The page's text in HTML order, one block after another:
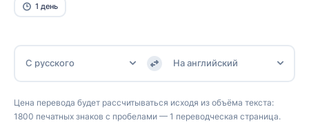
1 день
С русского На английский
Цена перевода будет рассчитываться исходя из объёма текста:
1800 печатных знаков с пробелами — 1 переводческая страница.